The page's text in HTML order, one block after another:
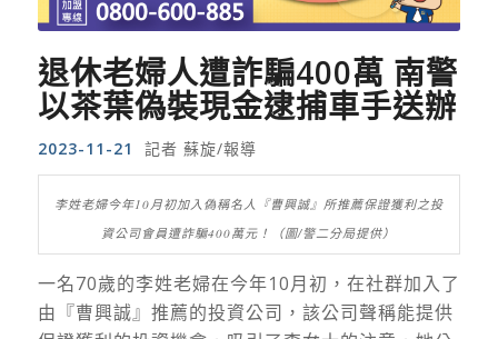
退休老婦人遭詐騙400萬 南警
以茶葉偽裝現金逮捕車手送辦
2023-11-21 記者 蘇旋/報導
李姓老婦今年10月初加入偽稱名人『曹興誠』所推薦保證獲利之投
資公司會員遭詐騙400萬元！（圖/警二分局提供）
一名70歲的李姓老婦在今年10月初，在社群加入了
由『曹興誠』推薦的投資公司，該公司聲稱能提供